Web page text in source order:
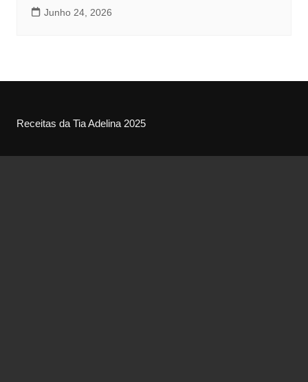
Junho 24, 2026
Receitas da Tia Adelina 2025